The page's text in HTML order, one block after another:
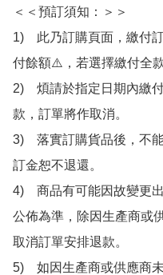
＜＜預訂須知：＞＞
1)　此乃訂購頁面，繳付
付餘額⚠️，若選擇繳付全
2)　煩請於指定日期內繳
款，訂單將作取消。
3)　落實訂購貨品後，不
訂金恕不退還。
4)　商品有可能因故變更
公佈為準，除因生產商或
取消訂單安排退款。
5)　如因生產商或供應商